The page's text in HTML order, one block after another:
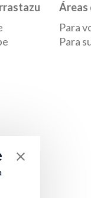
Áreas
Para
Para